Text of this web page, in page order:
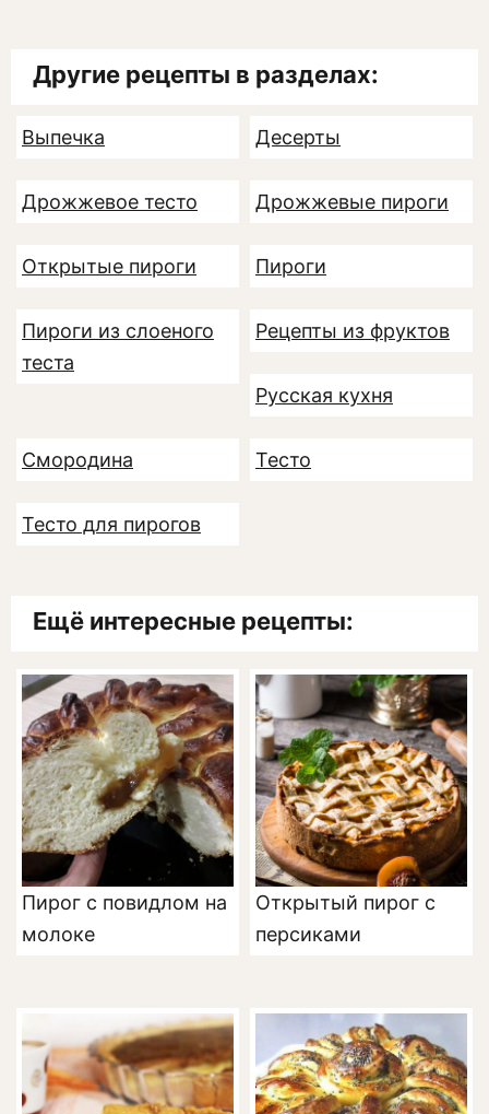
Другие рецепты в разделах:
Выпечка Десерты
Дрожжевое тесто Дрожжевые пироги
Открытые пироги Пироги
Пироги из слоеного
теста
Рецепты из фруктов
Русская кухня
Смородина Тесто
Тесто для пирогов
Ещё интересные рецепты:
Пирог с повидлом на
молоке
Открытый пирог с
персиками